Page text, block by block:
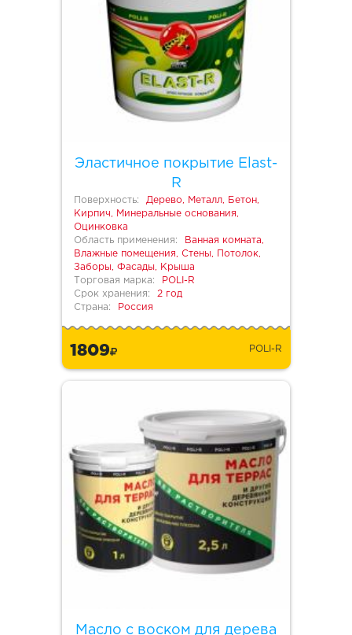
Эластичное покрытие Elast-
R
Поверхность:
Дерево, Металл, Бетон,
Кирпич, Минеральные основания,
Оцинковка
Область применения:
Ванная комната,
Влажные помещения, Стены, Потолок,
Заборы, Фасады, Крыша
Торговая марка:
POLI-R
Срок хранения:
2 год
Страна:
Россия
1809 POLI-R
Масло с воском для дерева